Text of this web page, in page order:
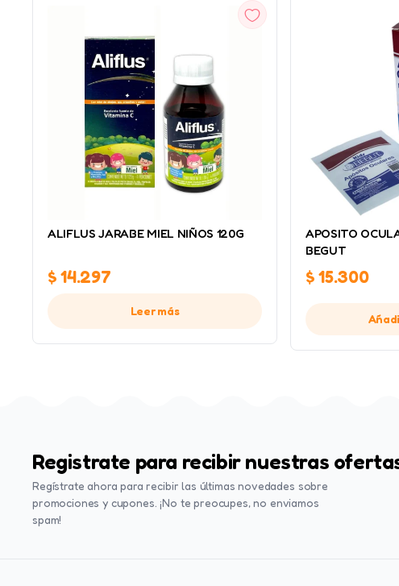
ALIFLUS JARABE MIEL NIÑOS 120G
$14.297
Leer más
APOSITO
BEGUT
$15.300
Registrate para recibir nuestras
Regístrate ahora para recibir las últimas novedades sobre
promociones y cupones. ¡No te preocupes, no enviamos
spam!